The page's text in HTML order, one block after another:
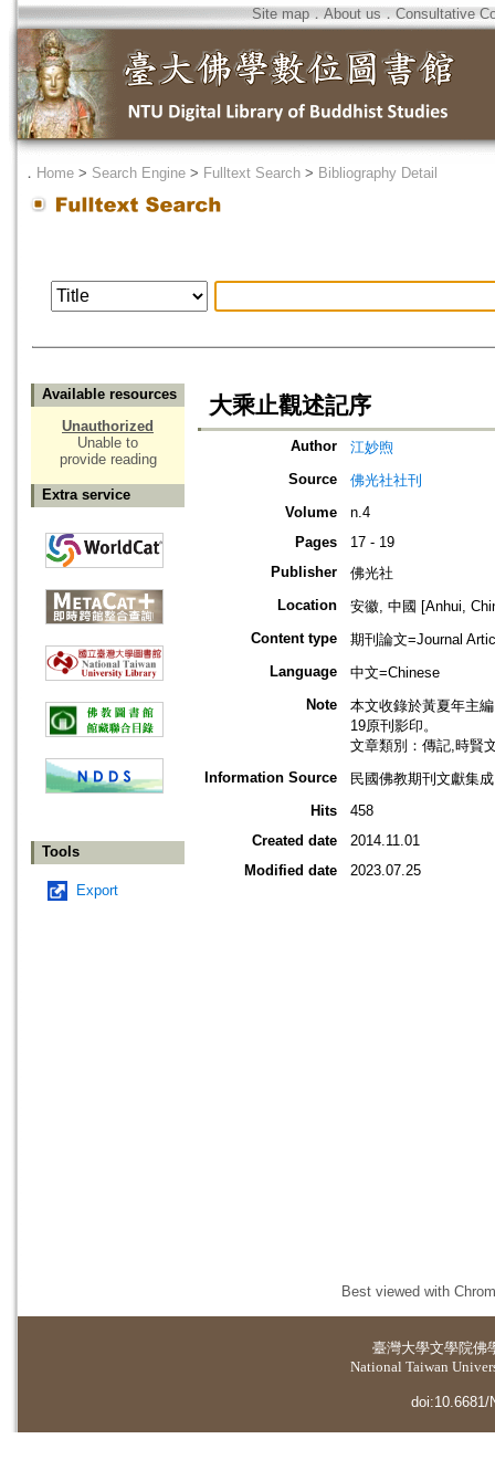
Site map．About us ． Consultative
． Home > Search Engine > Fulltext Search > Bibliography Detail
Available resources
Unauthorized
Unable to
provide reading
Extra service
Tools
Export
大乘止觀述記序
Author
江妙煦
Source
佛光社社刊
Volume
n.4
Pages
17 - 19
Publisher
佛光社
Location
安徽, 中國 [Anhui,
Content type
期刊論文=Journal
Language
中文=Chinese
Note
本文收錄於黃夏年主
19原刊影印。
文章類別：傳記,時賢
Information Source
民國佛教期刊文獻集
Hits
458
Created date
2014.11.01
Modified date
2023.07.25
Best viewed with
臺灣大學文學院佛
National Taiwan
doi:10.6681/